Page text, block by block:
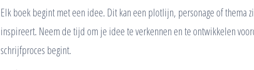
Elk boek begint met een idee. Dit kan een plotlijn, personage of thema
inspireert. Neem de tijd om je idee te verkennen en te ontwikkelen
schrijfproces begint.